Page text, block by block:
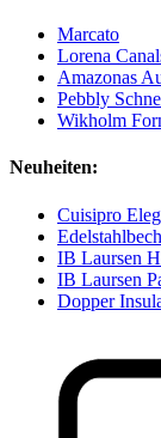
Marcato
Lorena
Amazonas
Pebbly
Wikholm
Neuheiten:
Cuisipro
IB Laursen
IB Laursen
Dopper